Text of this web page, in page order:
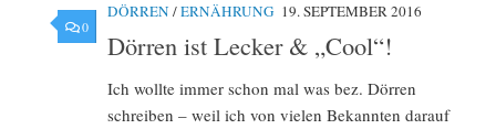
0
DÖRREN /ERNÄHRUNG 19. SEPTEMBER 2016
Dörren ist Lecker & „Cool“!
Ich wollte immer schon mal was bez. Dörren
schreiben – weil ich von vielen Bekannten darauf